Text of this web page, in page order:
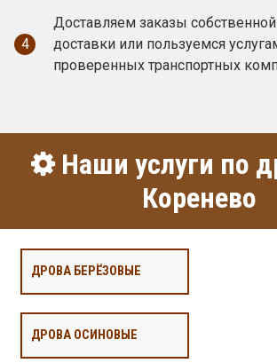
4
Доставляем заказы
доставки или пользуемся
проверенных транспортных
Наши услуги по
Коренево
ДРОВА БЕРЁЗОВЫЕ
ДРОВА ОСИНОВЫЕ